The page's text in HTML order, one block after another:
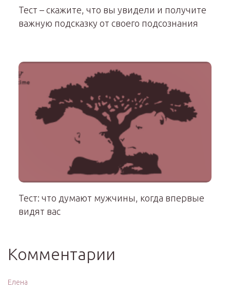
Тест – скажите, что вы увидели и получите
важную подсказку от своего подсознания
Тест: что думают мужчины, когда впервые
видят вас
Комментарии
Елена